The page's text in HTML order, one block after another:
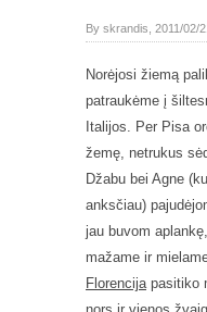
By skrandis, 2011/02/
Norėjosi žiemą
patraukėme į
Italijos. Per Pisa
žemę, netrukus
Džabu bei Agne
anksčiau)
jau buvom
mažame ir
Florencija pasitiko